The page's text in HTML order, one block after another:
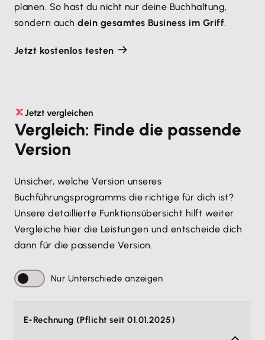
planen. So hast du nicht nur deine Buchhaltung,
sondern auchdein gesamtes Business im Griff.
Jetzt kostenlos testen
Jetzt vergleichen
Vergleich: Finde die passende
Version
Unsicher, welche Version unseres
Buchführungsprogramms die richtige für dich ist?
Unsere detaillierte Funktionsübersicht hilft weiter.
Vergleiche hier die Leistungen und entscheide dich
dann für die passende Version.
Nur Unterschiede anzeigen
E-Rechnung (Pflicht seit 01.01.2025)